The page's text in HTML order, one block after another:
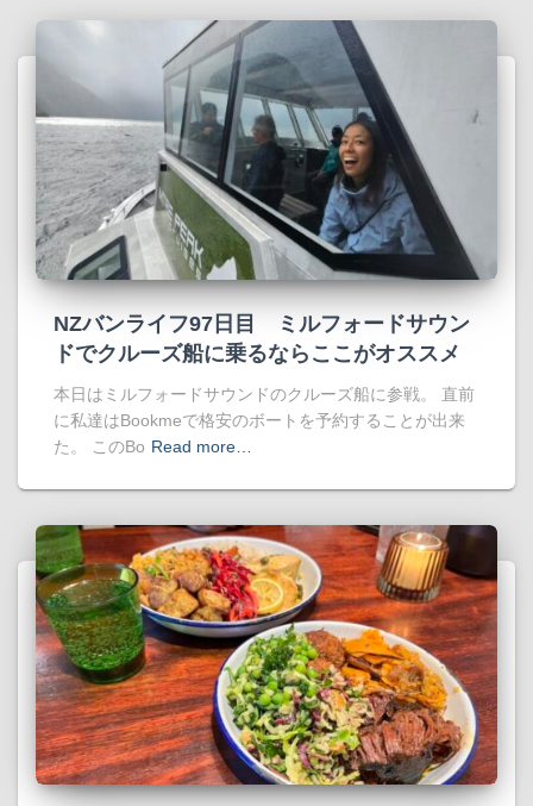
NZバンライフ97日目 ミルフォードサウン
ドでクルーズ船に乗るならここがオススメ
本日はミルフォードサウンドのクルーズ船に参戦。 直前
に私達はBookmeで格安のボートを予約することが出来
た。 このBo Read more…